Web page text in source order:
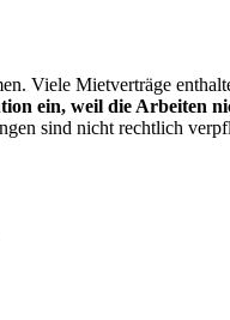
Viele Mietverträge
ein, weil die Arbeiten
sind nicht rechtlich